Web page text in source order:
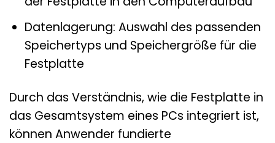
Datenlagerung: Auswahl des passenden
Speichertyps und Speichergröße für die
Festplatte
Durch das Verständnis, wie die Festplatte in
das Gesamtsystem eines PCs integriert ist,
können Anwender fundierte